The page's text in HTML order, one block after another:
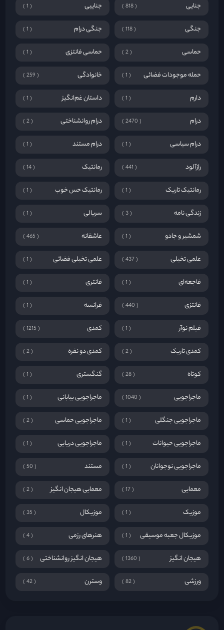
جنایی 818 جناییی 1
جنگی 118 جنگی درام 1
حماسی 2 حماسی فانتزی 1
حمله موجودات فضائی 1 خانوادگی 259
دارم 1 داستان غم‌انگیز 1
درام 2470 درام روانشناختی 2
درام سیاسی 1 درام مستند 1
رازآلود 441 رمانتیک 14
رمانتیک تاریک 1 رمانتیک حس خوب 1
زندگی نامه 3 سریالی 1
شمشیر و جادو 1 عاشقانه 465
علمی تخیلی 437 علمی تخیلی فضائی 1
فاجعه‌ای 1 فانتری 1
فانتزی 440 فرانسه 1
فیلم نوآر 1 کمدی 1215
کمدی تاریک 2 کمدی دو نفره 2
کوتاه 28 گنگستری 1
ماجراجویی 1040 ماجراجویی بیابانی 1
ماجراجویی جنگلی 1 ماجراجویی حماسی 2
ماجراجویی حیوانات 1 ماجراجویی دریایی 1
ماجراجویی نوجوانان 1 مستند 50
معمایی 17 معمایی هیجان انگیز 2
موزیک 1 موزیکال 35
موزیکال جعبه موسیقی 1 هنرهای رزمی 4
هیجان انگیز 1360 هیجان انگیز روانشناختی 6
ورزشی 82 وسترن 42